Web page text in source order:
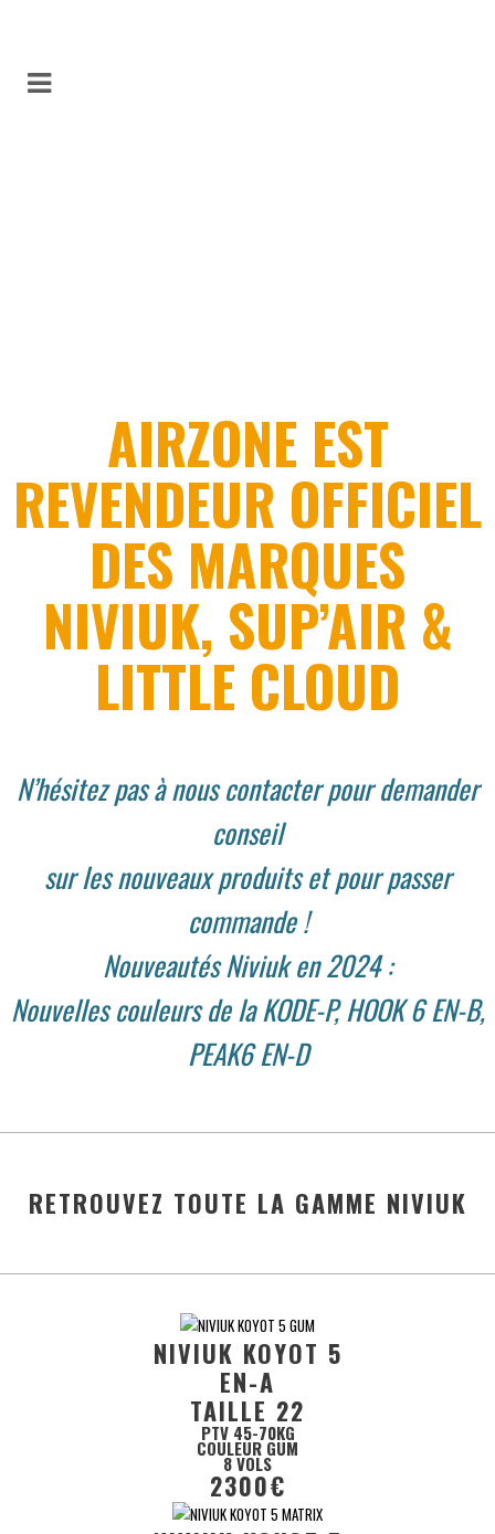
AIRZONE EST
REVENDEUR OFFICIEL
DES MARQUES
NIVIUK, SUP’AIR &
LITTLE CLOUD
N’hésitez pas à nous contacter pour demander
conseil
sur les nouveaux produits et pour passer
commande !
Nouveautés Niviuk en 2024 :
Nouvelles couleurs de la KODE-P, HOOK 6 EN-B,
PEAK6 EN-D
RETROUVEZ TOUTE LA GAMME NIVIUK
NIVIUK KOYOT 5
EN-A
TAILLE 22
PTV 45-70KG
COULEUR GUM
8 VOLS
2300€